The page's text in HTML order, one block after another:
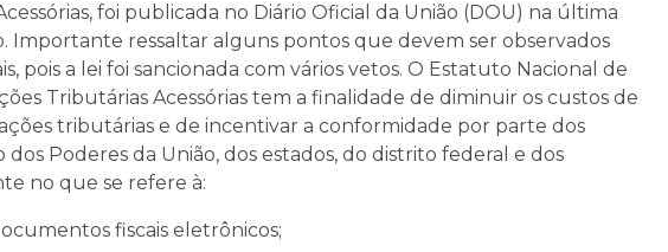
foi publicada no Diário Oficial da União (DOU) na última
Importante ressaltar alguns pontos que devem ser observados
pois a lei foi sancionada com vários vetos. O Estatuto Nacional de
Tributárias Acessórias tem a finalidade de diminuir os custos de
tributárias e de incentivar a conformidade por parte dos
Poderes da União, dos estados, do distrito federal e dos
no que se refere à:
fiscais eletrônicos;